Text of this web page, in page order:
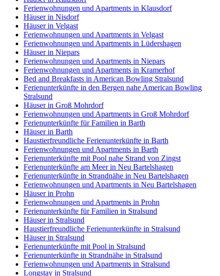
Ferienwohnungen und Apartments in Klausdorf
Häuser in Nisdorf
Häuser in Velgast
Ferienwohnungen und Apartments in Velgast
Ferienwohnungen und Apartments in Lüdershagen
Häuser in Niepars
Ferienwohnungen und Apartments in Niepars
Ferienwohnungen und Apartments in Kramerhof
Bed and Breakfasts in American Bowling Stralsund
Ferienunterkünfte in den Bergen nahe American Bowling
Stralsund
Häuser in Groß Mohrdorf
Ferienwohnungen und Apartments in Groß Mohrdorf
Ferienunterkünfte für Familien in Barth
Häuser in Barth
Haustierfreundliche Ferienunterkünfte in Barth
Ferienwohnungen und Apartments in Barth
Ferienunterkünfte mit Pool nahe Strand von Zingst
Ferienunterkünfte am Meer in Neu Bartelshagen
Ferienunterkünfte in Strandnähe in Neu Bartelshagen
Ferienwohnungen und Apartments in Neu Bartelshagen
Häuser in Prohn
Ferienwohnungen und Apartments in Prohn
Ferienunterkünfte für Familien in Stralsund
Häuser in Stralsund
Haustierfreundliche Ferienunterkünfte in Stralsund
Häuser in Stralsund
Ferienunterkünfte mit Pool in Stralsund
Ferienunterkünfte in Strandnähe in Stralsund
Ferienwohnungen und Apartments in Stralsund
Longstay in Stralsund